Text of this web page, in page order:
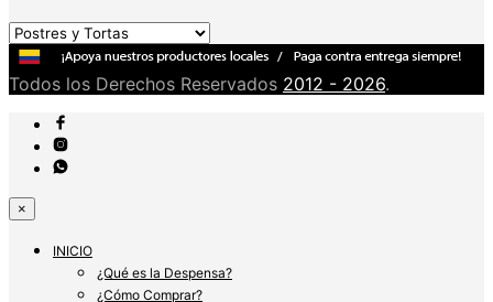
Todos los Derechos Reservados 2012 - 2026.
×
INICIO
¿Qué es la Despensa?
¿Cómo Comprar?